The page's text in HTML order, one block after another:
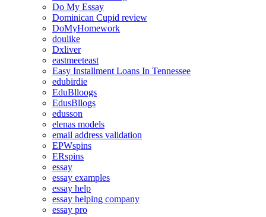
Do My Essay
Dominican Cupid review
DoMyHomework
doulike
Dxliver
eastmeeteast
Easy Installment Loans In Tennessee
edubirdie
EduBlloogs
EdusBllogs
edusson
elenas models
email address validation
EPWspins
ERspins
essay
essay examples
essay help
essay helping company
essay pro